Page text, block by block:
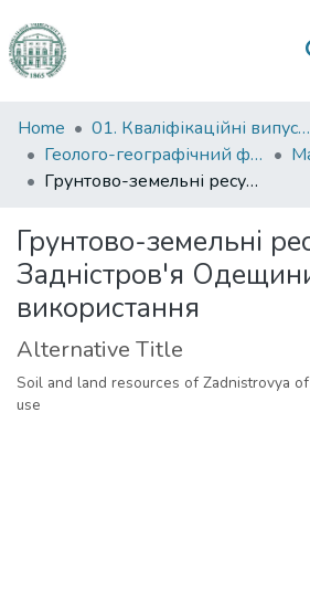
Communities
&
Collections
Statistics
Home
01. Кваліфікаційні випускні роботи здобувачів вищої освіти
Геолого-географічний факультет
Грунтово-земельні ресурси Задністров'я Одещини та їх використання
Грунтово-земельні
Задністров'я
використання
Alternative Title
Soil and land resources of Zadnistrovya
use